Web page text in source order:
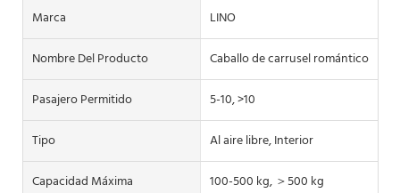
Marca
LINO
Nombre Del Producto
Caballo de carrusel romántico
Pasajero Permitido
5-10, >10
Tipo
Al aire libre, Interior
Capacidad Máxima
100-500 kg, ＞500 kg